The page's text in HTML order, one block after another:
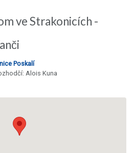
ve Strakonicích -
Poskalí
Alois Kuna